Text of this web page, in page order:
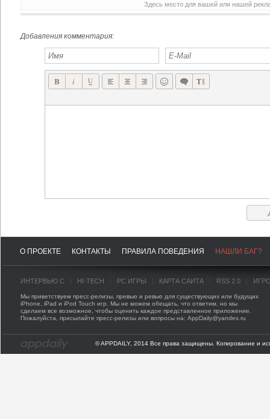
Здесь место для вашей или нашей
Добавления комментария:
О ПРОЕКТЕ КОНТАКТЫ ПРАВИЛА ПОВЕДЕНИЯ НАШЛИ БАГ?
ИНТЕРВЬЮ С HI-TECH PC ИГРЫ КАРТА САЙТА RSS 2.0
Мы приветствуем пресс-релизы, превью и ревью для существующих или будущих
iPhone, iPad и iPod Touch игр. Мы не можем обещать, что ответим, но мы
сделаем все возможное, чтобы оценить каждое представленное приложение.
Пожалуйста, присылайте пресс-релизы или вопросы на: AppDaily@yandex.ru
© APPDAILY, 2014 Все права защищены. Копирование и